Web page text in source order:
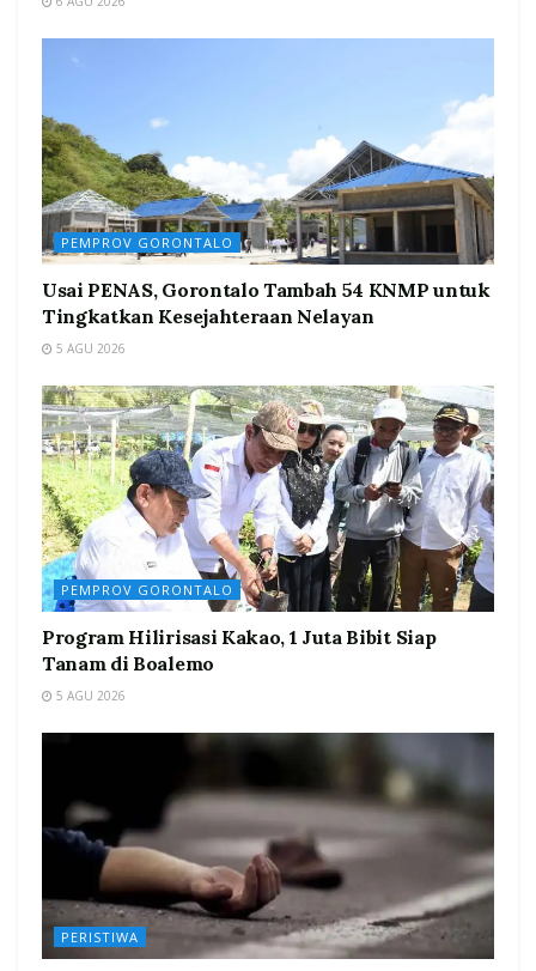
PEMPROV GORONTALO
Usai PENAS, Gorontalo Tambah 54 KNMP untuk
Tingkatkan Kesejahteraan Nelayan
5 AGU 2026
PEMPROV GORONTALO
Program Hilirisasi Kakao, 1 Juta Bibit Siap
Tanam di Boalemo
5 AGU 2026
PERISTIWA